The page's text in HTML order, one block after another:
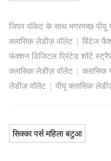
जिपर पॉकेट के साथ मगरमच्छ पीयू
क्लासिक लेडीज़ वॉलेट | विंटेज
फंक्शन डिजिटल प्रिंटेड शॉर्ट
क्लासिक लेडीज़ वॉलेट | क्लासिक
लेडीज़ वॉलेट | पीयू क्लासिक
सिक्का पर्स महिला बटुआ